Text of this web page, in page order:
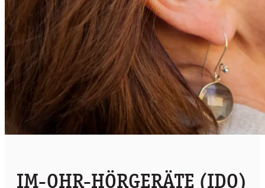
IM-OHR-HÖRGERÄTE (IDO)